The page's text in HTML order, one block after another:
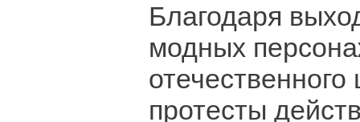
Благодаря
модных
протесты